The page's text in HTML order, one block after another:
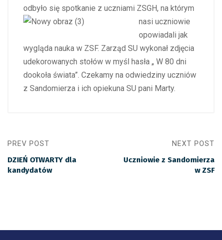
odbyło się spotkanie z uczniami ZSGH, na którym
nasi uczniowie
opowiadali jak
wygląda nauka w ZSF. Zarząd SU wykonał zdjęcia
udekorowanych stołów w myśl hasła „ W 80 dni
dookoła świata”. Czekamy na odwiedziny uczniów
z Sandomierza i ich opiekuna SU pani Marty.
PREV POST
DZIEŃ OTWARTY dla
kandydatów
NEXT POST
Uczniowie z Sandomierza
w ZSF